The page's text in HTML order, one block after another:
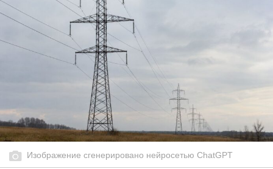
Изображение сгенерировано нейросетью ChatGPT